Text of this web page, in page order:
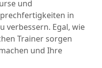
und
in
verbessern. Egal, wie
Trainer sorgen
und Ihre